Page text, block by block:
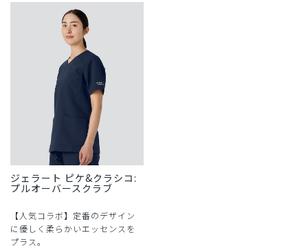
ジェラート ピケ&クラシコ:
プルオーバースクラブ
【人気コラボ】定番のデザイン
に優しく柔らかいエッセンスを
プラス。